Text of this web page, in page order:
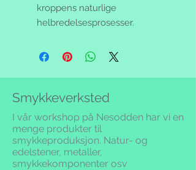
kroppens naturlige
helbredelsesprosesser.
Smykkeverksted
I vår workshop på Nesodden har vi en
menge produkter til
smykkeproduksjon. Natur- og
edelstener, metaller,
smykkekomponenter osv